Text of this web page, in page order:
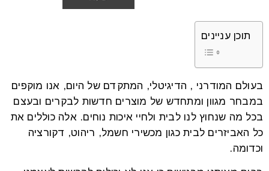
תוכן עניינים
בעולם המודרני , הדיגיטלי, המתקדם של היום, אנו מוקפים
במבחר מגוון ומתחדש של מוצרים חדשות לבקרים ובעצם
בכל מה שנחוץ לנו לבית ולחיי איכות נוחים. אלה כוללים את
כל האביזרים לבית כגון מכשירי חשמל, ריהוט, דקורציה
וכדומה.